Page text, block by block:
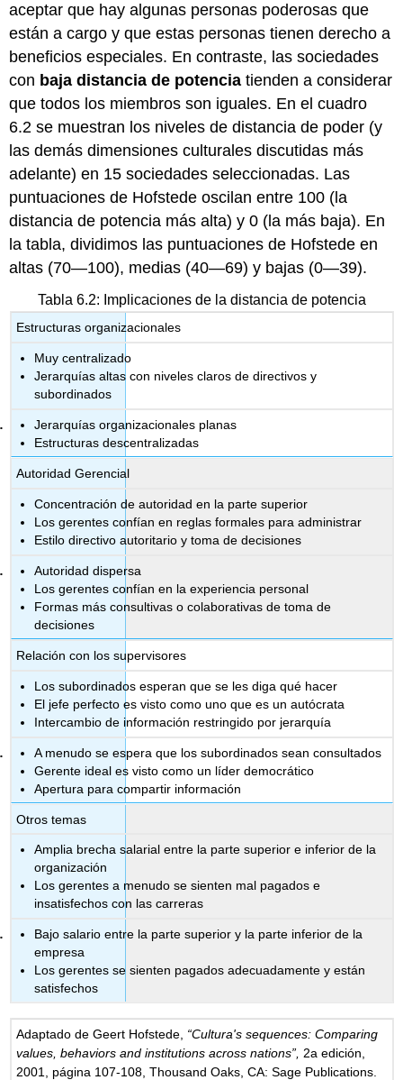
aceptar que hay algunas personas poderosas que
están a cargo y que estas personas tienen derecho a
beneficios especiales. En contraste, las sociedades
con baja distancia de potencia tienden a considerar
que todos los miembros son iguales. En el cuadro
6.2 se muestran los niveles de distancia de poder (y
las demás dimensiones culturales discutidas más
adelante) en 15 sociedades seleccionadas. Las
puntuaciones de Hofstede oscilan entre 100 (la
distancia de potencia más alta) y 0 (la más baja). En
la tabla, dividimos las puntuaciones de Hofstede en
altas (70—100), medias (40—69) y bajas (0—39).
Tabla 6.2: Implicaciones de la distancia de potencia
Estructuras organizacionales
Muy centralizado
Jerarquías altas con niveles claros de directivos y
subordinados
Jerarquías organizacionales planas
Estructuras descentralizadas
Autoridad Gerencial
Concentración de autoridad en la parte superior
Los gerentes confían en reglas formales para administrar
Estilo directivo autoritario y toma de decisiones
Autoridad dispersa
Los gerentes confían en la experiencia personal
Formas más consultivas o colaborativas de toma de
decisiones
Relación con los supervisores
Los subordinados esperan que se les diga qué hacer
El jefe perfecto es visto como uno que es un autócrata
Intercambio de información restringido por jerarquía
A menudo se espera que los subordinados sean consultados
Gerente ideal es visto como un líder democrático
Apertura para compartir información
Otros temas
Amplia brecha salarial entre la parte superior e inferior de la
organización
Los gerentes a menudo se sienten mal pagados e
insatisfechos con las carreras
Bajo salario entre la parte superior y la parte inferior de la
empresa
Los gerentes se sienten pagados adecuadamente y están
satisfechos
Adaptado de Geert Hofstede, “Cultura's sequences: Comparing
values, behaviors and institutions across nations”, 2a edición,
2001, página 107-108, Thousand Oaks, CA: Sage Publications.